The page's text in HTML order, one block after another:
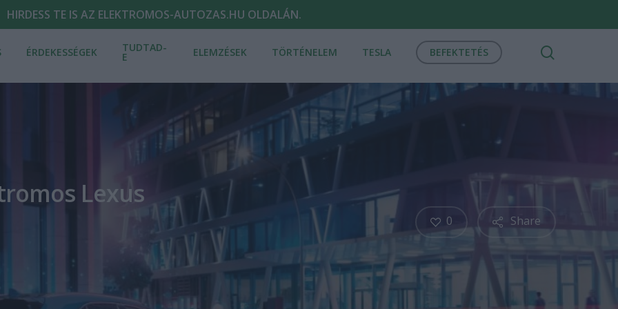
HIRDESS TE IS AZ ELEKTROMOS-AUTOZAS.HU OLDALÁN.
ÉRDEKESSÉGEK TUDTAD-
E ELEMZÉSEK TÖRTÉNELEM TESLA BEFEKTETÉS
Lexus
Share
0